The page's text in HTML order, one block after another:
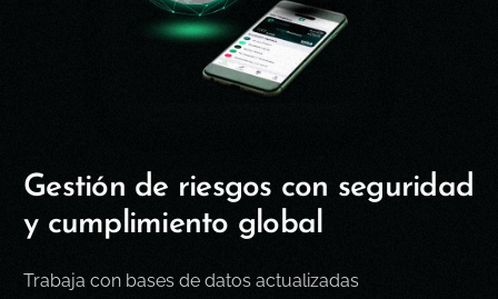
Gestión de riesgos con segurid ad
y cump imiento g o ba
Trabaja con bases de datos actualizadas